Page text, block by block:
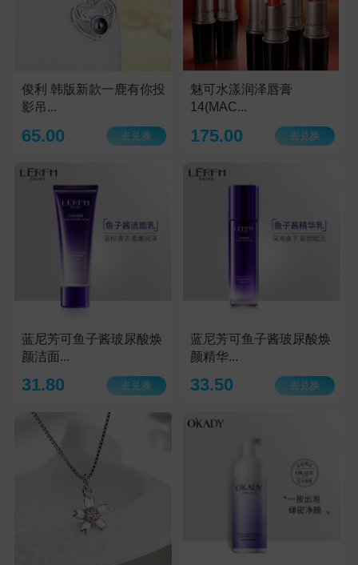
俊利 韩版新款一鹿有你投
影吊...
65.00 去兑换
魅可水漾润泽唇膏
14(MAC...
175.00 去兑换
蓝尼芳可鱼子酱玻尿酸焕
颜洁面...
31.80 去兑换
蓝尼芳可鱼子酱玻尿酸焕
颜精华...
33.50 去兑换